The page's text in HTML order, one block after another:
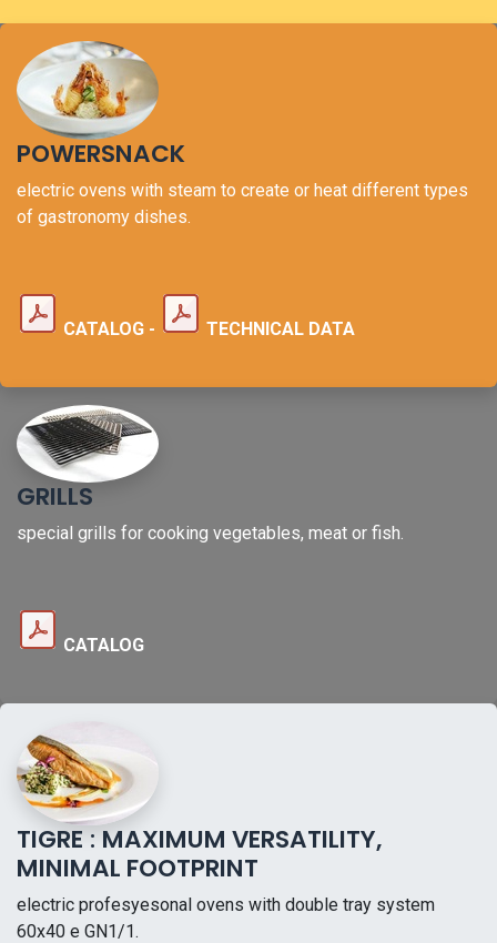
POWERSNACK
electric ovens with steam to create or heat different types
of gastronomy dishes.
CATALOG - TECHNICAL DATA
GRILLS
special grills for cooking vegetables, meat or fish.
CATALOG
TIGRE:MAXIMUM VERSATILITY,
MINIMAL FOOTPRINT
electric profesyesonal ovens with double tray system
60x40 e GN1/1.